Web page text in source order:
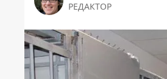
РЕДАКТОР